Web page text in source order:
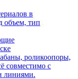
в
объем, тип
роликоопоры,
совместимо с
линиями.